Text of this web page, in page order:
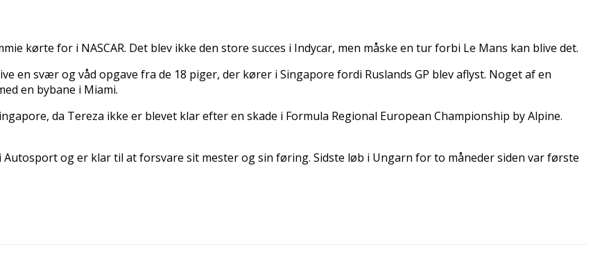
kørte for i NASCAR. Det blev ikke den store succes i Indycar, men måske en tur forbi Le Mans kan blive det.
en svær og våd opgave fra de 18 piger, der kører i Singapore fordi Ruslands GP blev aflyst. Noget af en
en bybane i Miami.
da Tereza ikke er blevet klar efter en skade i Formula Regional European Championship by Alpine.
og er klar til at forsvare sit mester og sin føring. Sidste løb i Ungarn for to måneder siden var første